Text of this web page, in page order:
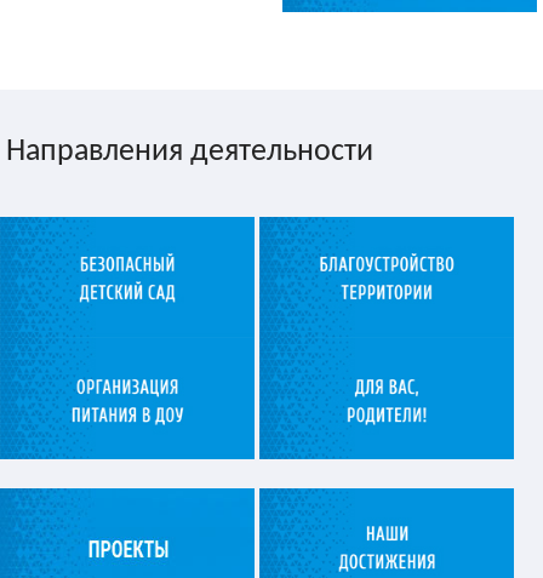
Направления деятельности